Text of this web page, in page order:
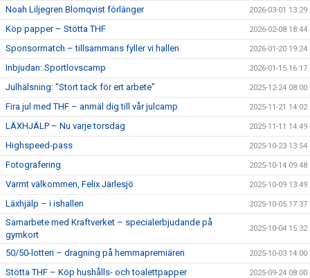
Noah Liljegren Blomqvist förlänger 2026-03-01 13:29
Köp papper – Stötta THF 2026-02-08 18:44
Sponsormatch – tillsammans fyller vi hallen 2026-01-20 19:24
Inbjudan: Sportlovscamp 2026-01-15 16:17
Julhälsning: "Stort tack för ert arbete" 2025-12-24 08:00
Fira jul med THF – anmäl dig till vår julcamp 2025-11-21 14:02
LÄXHJÄLP – Nu varje torsdag 2025-11-11 14:49
Highspeed-pass 2025-10-23 13:54
Fotografering 2025-10-14 09:48
Varmt välkommen, Felix Järlesjö 2025-10-09 13:49
Läxhjälp – i ishallen 2025-10-05 17:37
Samarbete med Kraftverket – specialerbjudande på
gymkort
2025-10-04 15:32
50/50-lotteri – dragning på hemmapremiären 2025-10-03 14:00
Stötta THF – Köp hushålls- och toalettpapper 2025-09-24 08:00